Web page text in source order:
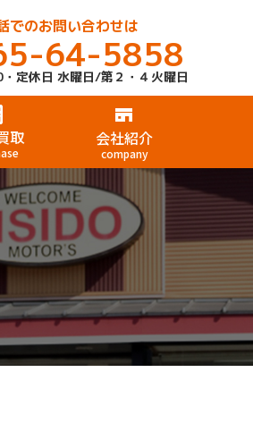
でのお問い合わせは
64-5858
定休日 水曜日/第２・４火曜日
取 会社紹介
company